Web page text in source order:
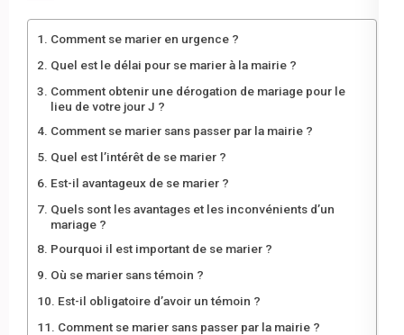
Comment se marier en urgence ?
Quel est le délai pour se marier à la mairie ?
Comment obtenir une dérogation de mariage pour le
lieu de votre jour J ?
Comment se marier sans passer par la mairie ?
Quel est l’intérêt de se marier ?
Est-il avantageux de se marier ?
Quels sont les avantages et les inconvénients d’un
mariage ?
Pourquoi il est important de se marier ?
Où se marier sans témoin ?
Est-il obligatoire d’avoir un témoin ?
Comment se marier sans passer par la mairie ?